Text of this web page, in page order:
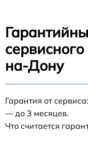
на-Дону
Гарантия от
— до 3 месяцев.
Что считается